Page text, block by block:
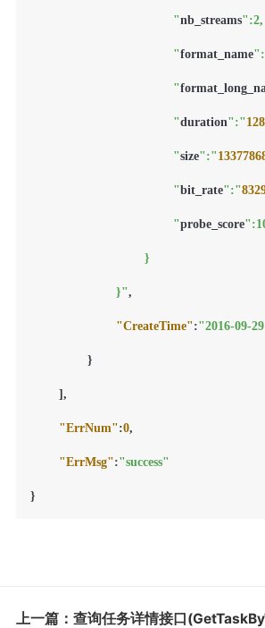
					"
nb_streams":2,
					"
format_name
					"
					"
duration":"
					"
size":"
					"
bit_rate":"
					"
probe_score
			}"
,
"CreateTime":"2016-09-
}
] ,
"ErrNum":0,
"ErrMsg":"success"
}
上一篇：查询任务详情接口